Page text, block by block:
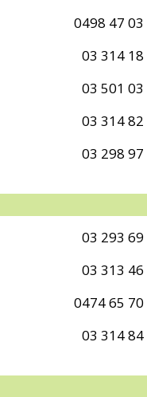
0498 47 03
03 314 18
03 501 03
03 314 82
03 298 97
03 293 69
03 313 46
0474 65 70
03 314 84